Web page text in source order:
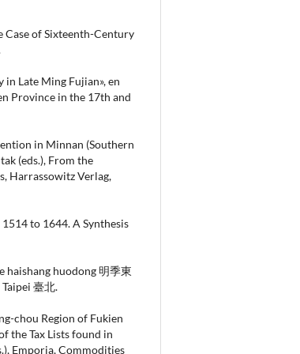
Case of Sixteenth-Century
in Late Ming Fujian», en
Province in the 17th and
in Minnan (Southern
(eds.), From the
Harrassowitz Verlag,
to 1644. A Synthesis
haishang huodong 明季東
臺北.
chou Region of Fukien
the Tax Lists found in
Emporia, Commodities